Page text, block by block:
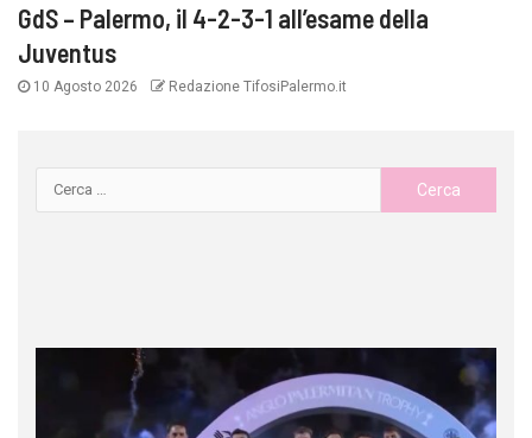
GdS – Palermo, il 4-2-3-1 all’esame della
Juventus
10 Agosto 2026 Redazione TifosiPalermo.it